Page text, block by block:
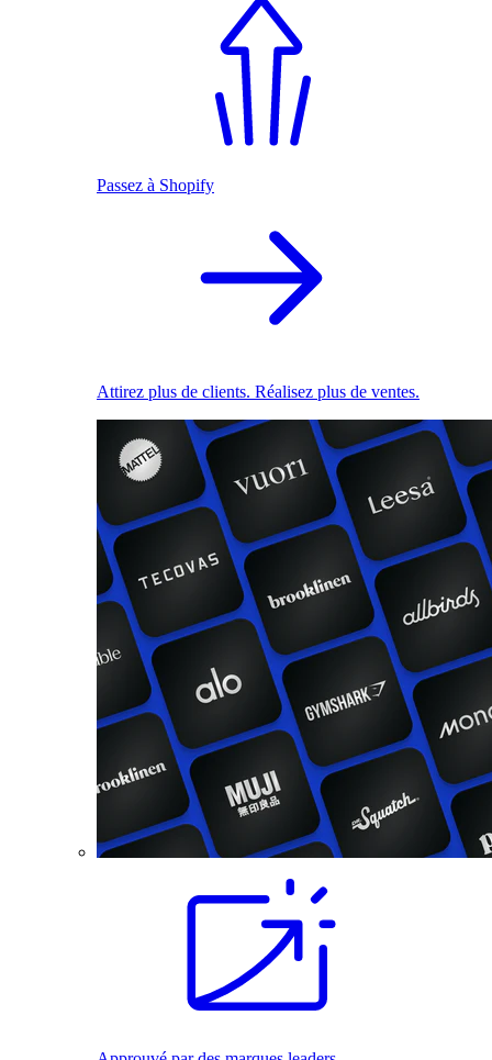
Passez à Shopify
Attirez plus de clients. Réalisez plus de ventes.